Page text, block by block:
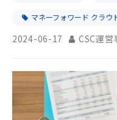
マネーフォワード クラウ
2024-06-17 CSC運営